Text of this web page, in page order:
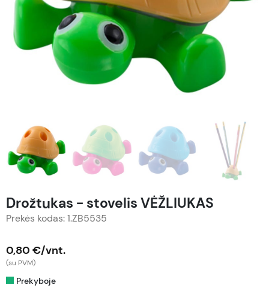
Drožtukas - stovelis VĖŽLIUKAS
Prekės kodas: 1.ZB5535
0,80 €/vnt.
(su PVM)
Prekyboje